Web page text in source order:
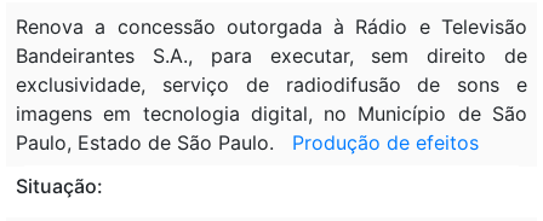
Renova a concessão outorgada à Rádio e Televisão
Bandeirantes S.A., para executar, sem direito de
exclusividade, serviço de radiodifusão de sons e
imagens em tecnologia digital, no Município de São
Paulo, Estado de São Paulo. Produção de efeitos
Situação: